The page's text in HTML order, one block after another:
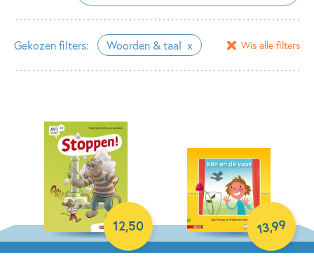
Populariteit
Verschijningsdatum
Alfabetisch (A-Z)
Prijs (oplopend)
Prijs (aflopend)
Gekozen filters: Woorden & taal Wis alle filters
12,50 13,99